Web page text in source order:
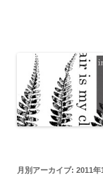
月別アーカイブ: 2011年